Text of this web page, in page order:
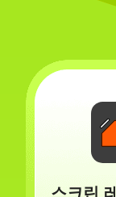
스크린